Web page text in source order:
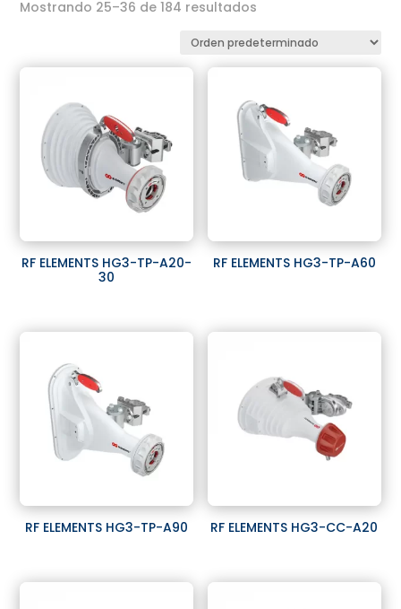
Mostrando 25–36 de 184 resultados
RF ELEMENTS HG3-TP-A20-
30
RF ELEMENTS HG3-TP-A60
RF ELEMENTS HG3-TP-A90 RF ELEMENTS HG3-CC-A20